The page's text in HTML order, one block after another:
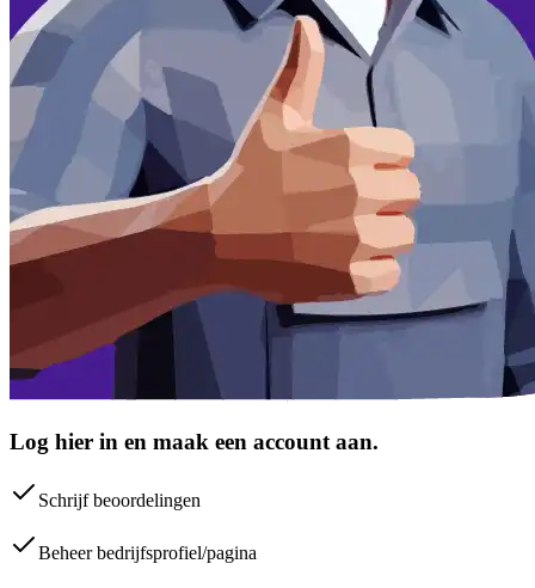
Log hier in en maak een account aan.
Schrijf beoordelingen
Beheer bedrijfsprofiel/pagina